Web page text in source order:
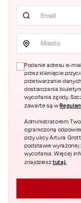
Miasto
Podanie adresu e-
przez kliknięcie
przetwarzanie
dostarczania
wycofania zgody.
zawarte są w
Administratorem
ograniczoną
przy ulicy Artura
podstawie wyrażonej
wycofania. Więcej
znajdziesztutaj.